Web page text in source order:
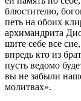
блю­сти­те­лю,
петь на обо­их
ар­хи­манд­ри­та
ши­те се­бе все
впредь кто из
пусть ве­до­мо
вы не за­бы­ли
мо­лит­вах».